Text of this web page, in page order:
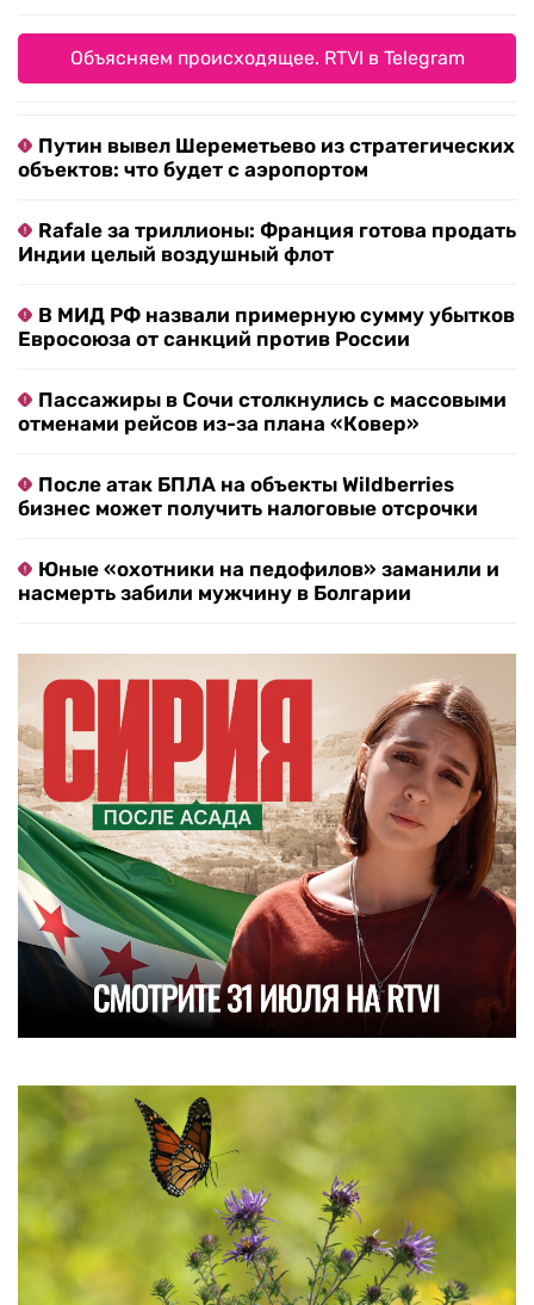
Объясняем происходящее. RTVI в Telegram
Путин вывел Шереметьево из стратегических
объектов: что будет с аэропортом
Rafale за триллионы: Франция готова продать
Индии целый воздушный флот
В МИД РФ назвали примерную сумму убытков
Евросоюза от санкций против России
Пассажиры в Сочи столкнулись с массовыми
отменами рейсов из-за плана «Ковер»
После атак БПЛА на объекты Wildberries
бизнес может получить налоговые отсрочки
Юные «охотники на педофилов» заманили и
насмерть забили мужчину в Болгарии